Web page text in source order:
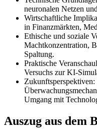
neuronalen Netzen
Wirtschaftliche
in Finanzmärkten,
Ethische und soziale
Machtkonzentration,
Spaltung.
Praktische
Versuchs zur KI-
Umgang mit
Auszug aus dem